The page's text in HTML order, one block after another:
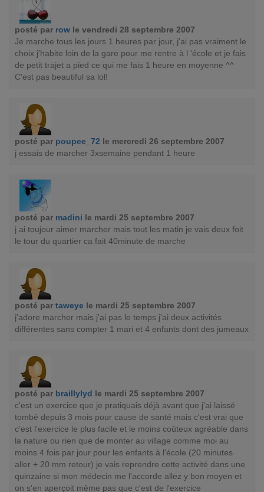
posté par row le vendredi 28 septembre 2007
Je marche tous les jours 1 heures par jour, j'ai pas vraiment le
choix j'habite loin de la gare pour me rentre à l 'école et je fais
de petit trajet a pied ce qui me fais 1 heure en moyenne ^^
C'est pas beautiful sa lol!
posté par poupee_72 le mercredi 26 septembre 2007
j essais de marcher 3xsemaine pendant 1 heure
posté par madini le mardi 25 septembre 2007
j ai toujour aimer marcher mais tout les matin je vais deux foit
le tour du quartier ca fait 40minute de marche
posté par taweye le mardi 25 septembre 2007
j'adore marcher mais j'ai pas le temps j'ai deux activités
différentes sans compter 1 mari et 4 enfants dont des jumeaux
posté par braillylyd le mardi 25 septembre 2007
c'est un exercice que je pratiquais déjà avant que j'ai laissé
tombé depuis 3 mois pour cause de santé mais c'est vrai que
c'est l'exercice le plus facile et le moins coûteux agréable dans
la nature ou rien que de monter au village comme moi au
moins 4 fois par jour pour les enfants à l'école (20 minutes
aller + 20 mm retour) je vais reprendre cette activité dans une
quinzaine si mon médecin me l'accorde allez y bon moyen et
on s'en aperçoit même pas que c'est de l'exercice